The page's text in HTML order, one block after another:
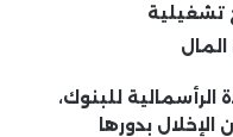
تشغيلية
للبنوك،
بدورها